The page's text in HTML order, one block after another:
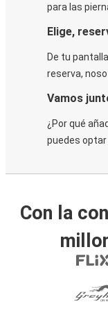
para las
Elige,
De tu
reserva,
Vamos
¿Por qué
puedes
Con la